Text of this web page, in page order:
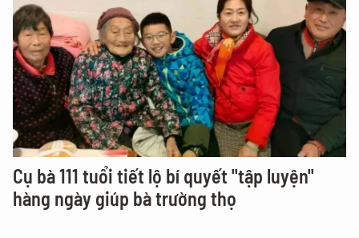
Cụ bà 111 tuổi tiết lộ bí quyết "tập luyện"
hàng ngày giúp bà trường thọ